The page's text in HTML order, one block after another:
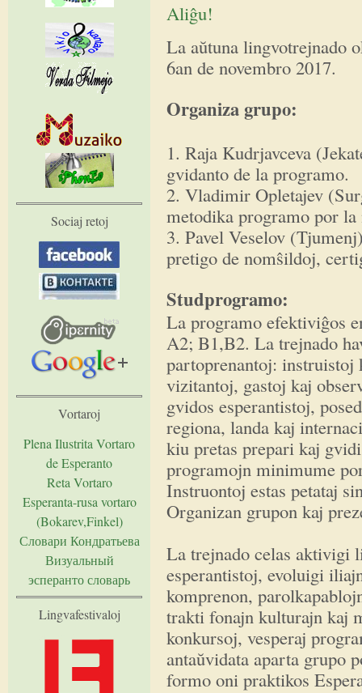
Aliĝu!
La aŭtuna lingvotrejnado
6an de novembro 2017.
Organiza grupo:
1. Raja Kudrjavceva
gvidanto de la programo.
2. Vladimir Opletajev
metodika programo por
3. Pavel Veselov
pretigo de nomŝildoj,
Studprogramo:
La programo efektiviĝos
A2; B1,B2. La trejnado
partoprenantoj: instruistoj
vizitantoj, gastoj kaj
gvidos esperantistoj,
regiona, landa kaj
kiu pretas prepari kaj
programojn minimume
Instruontoj estas petataj
Organizan grupon kaj
La trejnado celas aktivigi
esperantistoj, evoluigi
komprenon,
trakti fonajn kulturajn kaj
konkursoj, vesperaj
antaŭvidata aparta grupo
formo oni praktikos
Sociaj retoj
Vortaroj
Plena Ilustrita Vortaro
de Esperanto
Reta Vortaro
Esperanta-rusa vortaro
(Bokarev,Finkel)
Словари Кондратьева
Визуальный
эсперанто словарь
Lingvafestivaloj